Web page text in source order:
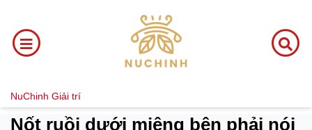
NuChinh Giải trí
Nốt ruồi dưới miệng bên phải nói